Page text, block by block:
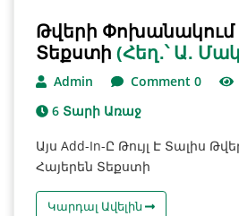
Թվերի Փոխանակում
Տեքստի (հեղ․՝ Ա․
Admin Comment 0
6 Տարի Առաջ
Այս Add-In-Ը Թույլ Է Տալիս
Հայերեն Տեքստի
Կարդալ Ավելին